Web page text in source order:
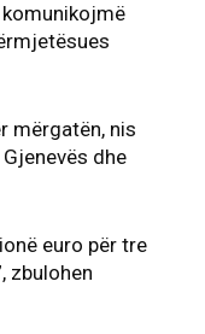
komunikojmë
mërgatën, nis
dhe
euro për tre
zbulohen